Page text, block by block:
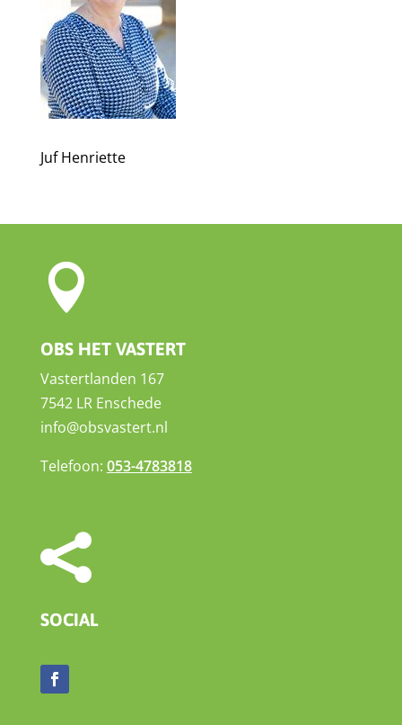
Juf Henriette

OBS HET VASTERT
Vastertlanden 167
7542 LR Enschede
info@obsvastert.nl
Telefoon: 053-4783818

SOCIAL